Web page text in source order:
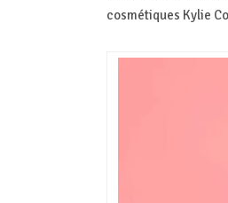
cosmétiques Kylie